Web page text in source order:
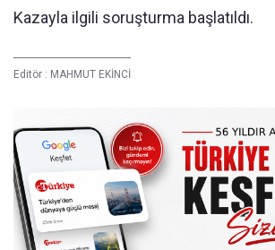
Kazayla ilgili soruşturma başlatıldı.
Editör : MAHMUT EKİNCİ